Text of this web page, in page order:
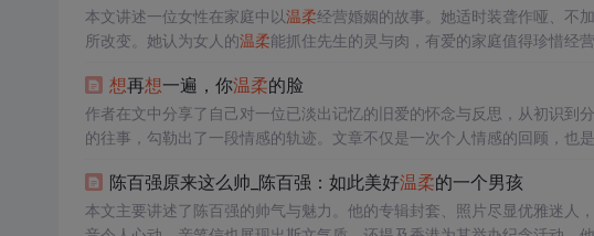
本文讲述一位女性在家庭中以温柔经营婚姻的故事。她适时装聋作哑、不
所改变。她认为女人的温柔能抓住先生的灵与肉，有爱的家庭值得珍惜经营
想再想一遍，你温柔的脸
作者在文中分享了自己对一位已淡出记忆的旧爱的怀念与反思，从初识到
的往事，勾勒出了一段情感的轨迹。文章不仅是一次个人情感的回顾，也
陈百强原来这么帅_陈百强：如此美好温柔的一个男孩
本文主要讲述了陈百强的帅气与魅力。他的专辑封套、照片尽显优雅迷人